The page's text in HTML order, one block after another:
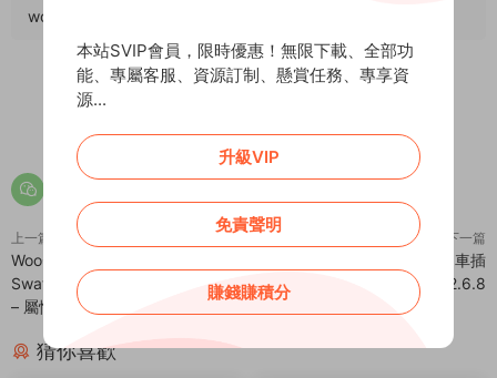
wordpress/
上一篇
WooCommerce Variation
Swatches And Additional Gallery
– 屬性轉換産品相冊插件 – v4.0.3
下一篇
Woo Floating Cart 懸浮購物車插
件 – v2.6.8
猜你喜歡
本站SVIP會員，限時優惠！無限下載、全部功
能、專屬客服、資源訂制、懸賞任務、專享資
源...
升級VIP
免責聲明
賺錢賺積分